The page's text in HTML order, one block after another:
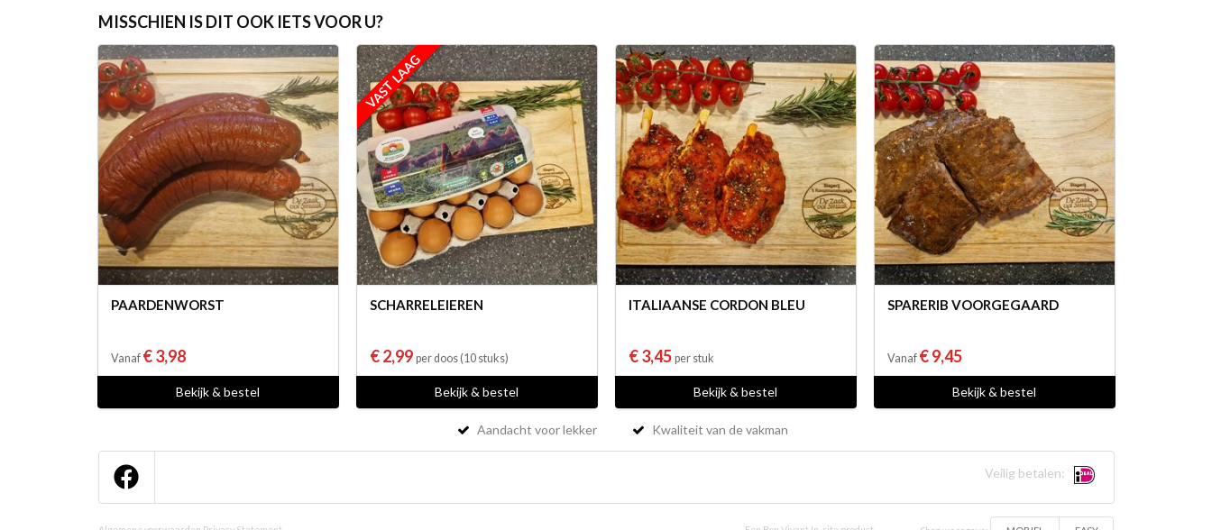
MISSCHIEN IS DIT OOK IETS VOOR U?
PAARDENWORST
Vanaf € 3,98
Bekijk & bestel
VAST LAAG
SCHARRELEIEREN
€ 2,99 per doos (10 stuks)
Bekijk & bestel
ITALIAANSE CORDON BLEU
€ 3,45 per stuk
Bekijk & bestel
SPARERIB VOORGEGAARD
Vanaf € 9,45
Bekijk & bestel
Aandacht voor lekker Kwaliteit van de vakman
Veilig betalen: